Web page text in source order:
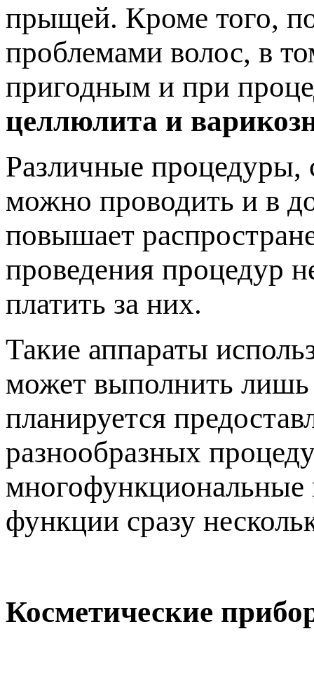
прыщей. Кроме того,
проблемами волос, в
пригодным и при
целлюлита и
Различные процедуры,
можно проводить и в
повышает
проведения процедур
платить за них.
Такие аппараты
может выполнить
планируется
разнообразных
многофункциональные
функции сразу
Косметические